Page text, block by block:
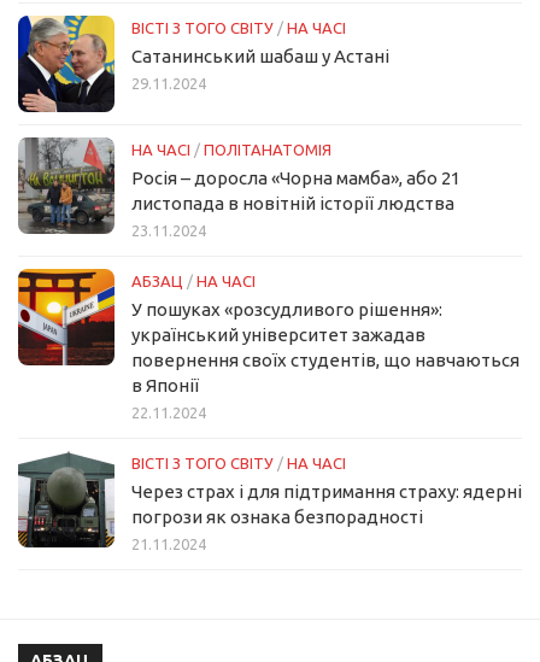
ВІСТІ З ТОГО СВІТУ / НА ЧАСІ
Сатанинський шабаш у Астані
29.11.2024
НА ЧАСІ / ПОЛІТАНАТОМІЯ
Росія – доросла «Чорна мамба», або 21
листопада в новітній історії людства
23.11.2024
АБЗАЦ / НА ЧАСІ
У пошуках «розсудливого рішення»:
український університет зажадав
повернення своїх студентів, що навчаються
в Японії
22.11.2024
ВІСТІ З ТОГО СВІТУ / НА ЧАСІ
Через страх і для підтримання страху: ядерні
погрози як ознака безпорадності
21.11.2024